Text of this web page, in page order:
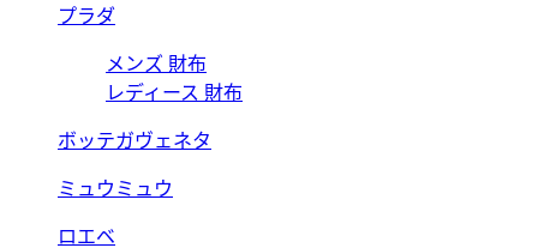
プラダ
メンズ 財布
レディース 財布
ボッテガヴェネタ
ミュウミュウ
ロエベ